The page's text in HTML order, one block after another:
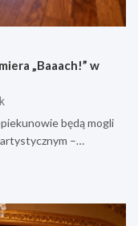
„Baaach!” w
będą mogli
artystycznym –…